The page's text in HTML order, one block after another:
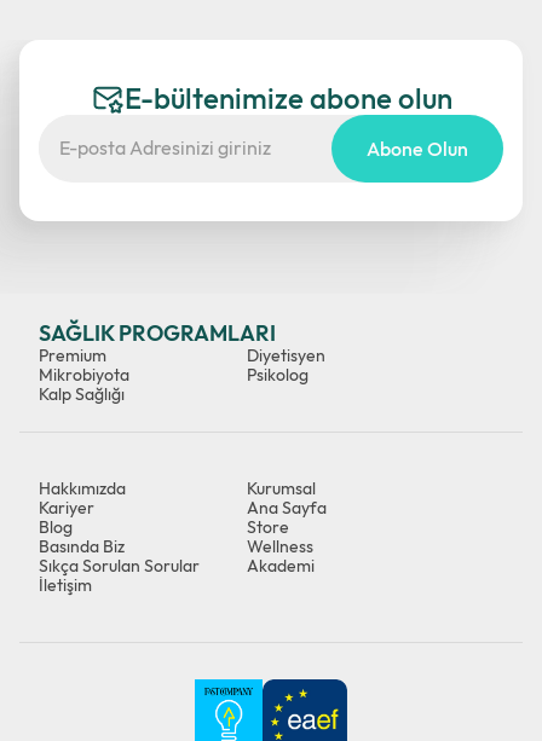
E-bültenimize abone olun
Abone Olun
SAĞLIK PROGRAMLARI
Premium
Mikrobiyota
Kalp Sağlığı
Diyetisyen
Psikolog
Hakkımızda
Kurumsal
Kariyer
Ana Sayfa
Blog
Store
Basında Biz
Wellness
Sıkça Sorulan Sorular
Akademi
İletişim